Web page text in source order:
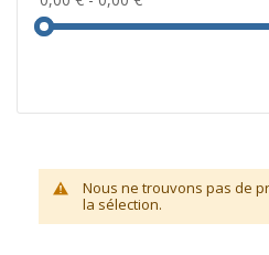
Nous ne trouvons pas de
la sélection.